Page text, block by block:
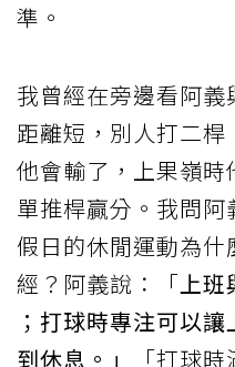
準。
我曾經在旁邊看阿
距離短，別人打二
他會輸了，上果嶺時
單推桿贏分。我問阿
假日的休閒運動為
經？阿義說：「上班
；打球時專注可以
到休息。」
「打球